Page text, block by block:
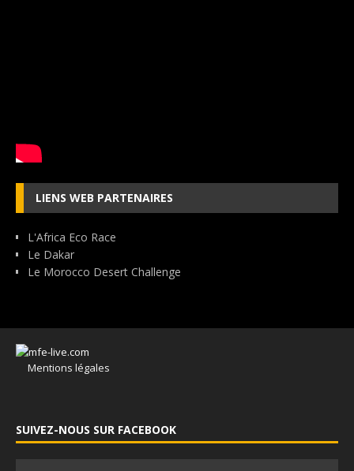
LIENS WEB PARTENAIRES
L'Africa Eco Race
Le Dakar
Le Morocco Desert Challenge
Mentions légales
SUIVEZ-NOUS SUR FACEBOOK